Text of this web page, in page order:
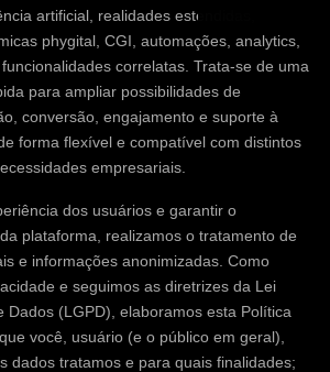
artificial, realidades estendidas,
phygital, CGI, automações, analytics,
correlatas. Trata-se de uma
para ampliar possibilidades de
conversão, engajamento e suporte à
forma flexível e compatível com distintos
empresariais.
dos usuários e garantir o
plataforma, realizamos o tratamento de
e informações anonimizadas. Como
e seguimos as diretrizes da Lei
Dados (LGPD), elaboramos esta Política
você, usuário (e o público em geral),
dados tratamos e para quais finalidades;